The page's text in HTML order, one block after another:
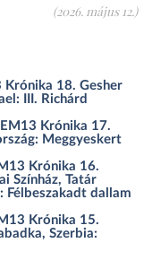
(2026. május 12.)
Krónika 18. Gesher
III. Richárd
Krónika 17.
Meggyeskert
Krónika 16.
Színház, Tatár
Félbeszakadt dallam
Krónika 15.
Szerbia: